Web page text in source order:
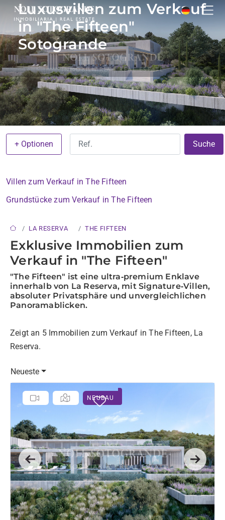
Luxusvillen zum Verkauf
in "The Fifteen"
Sotogrande
+ Optionen Suche
Villen zum Verkauf in The Fifteen
Grundstücke zum Verkauf in The Fifteen
LA RESERVA THE FIFTEEN
Exklusive Immobilien zum
Verkauf in "The Fifteen"
"The Fifteen" ist eine ultra‑premium Enklave
innerhalb von La Reserva, mit Signature‑Villen,
absoluter Privatsphäre und unvergleichlichen
Panoramablicken.
Zeigt an 5 Immobilien zum Verkauf in The Fifteen, La
Reserva.
Neueste
NEUBAU
Previous Next